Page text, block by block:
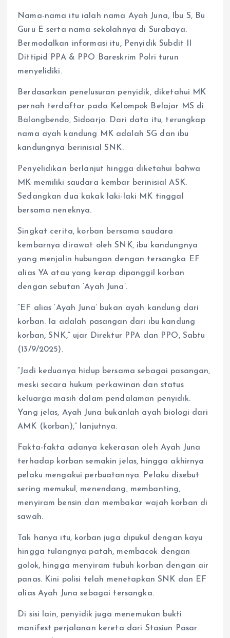
Nama-nama itu ialah nama Ayah Juna, Ibu S, Bu
Guru E serta nama sekolahnya di Surabaya.
Bermodalkan informasi itu, Penyidik Subdit II
Dittipid PPA & PPO Bareskrim Polri turun
menyelidiki.
Berdasarkan penelusuran penyidik, diketahui MK
pernah terdaftar pada Kelompok Belajar MS di
Balongbendo, Sidoarjo. Dari data itu, terungkap
nama ayah kandung MK adalah SG dan ibu
kandungnya berinisial SNK.
Penyelidikan berlanjut hingga diketahui bahwa
MK memiliki saudara kembar berinisial ASK.
Sedangkan dua kakak laki-laki MK tinggal
bersama neneknya.
Singkat cerita, korban bersama saudara
kembarnya dirawat oleh SNK, ibu kandungnya
yang menjalin hubungan dengan tersangka EF
alias YA atau yang kerap dipanggil korban
dengan sebutan ‘Ayah Juna’.
“EF alias ‘Ayah Juna’ bukan ayah kandung dari
korban. Ia adalah pasangan dari ibu kandung
korban, SNK,” ujar Direktur PPA dan PPO, Sabtu
(13/9/2025).
“Jadi keduanya hidup bersama sebagai pasangan,
meski secara hukum perkawinan dan status
keluarga masih dalam pendalaman penyidik.
Yang jelas, Ayah Juna bukanlah ayah biologi dari
AMK (korban),” lanjutnya.
Fakta-fakta adanya kekerasan oleh Ayah Juna
terhadap korban semakin jelas, hingga akhirnya
pelaku mengakui perbuatannya. Pelaku disebut
sering memukul, menendang, membanting,
menyiram bensin dan membakar wajah korban di
sawah.
Tak hanya itu, korban juga dipukul dengan kayu
hingga tulangnya patah, membacok dengan
golok, hingga menyiram tubuh korban dengan air
panas. Kini polisi telah menetapkan SNK dan EF
alias Ayah Juna sebagai tersangka.
Di sisi lain, penyidik juga menemukan bukti
manifest perjalanan kereta dari Stasiun Pasar